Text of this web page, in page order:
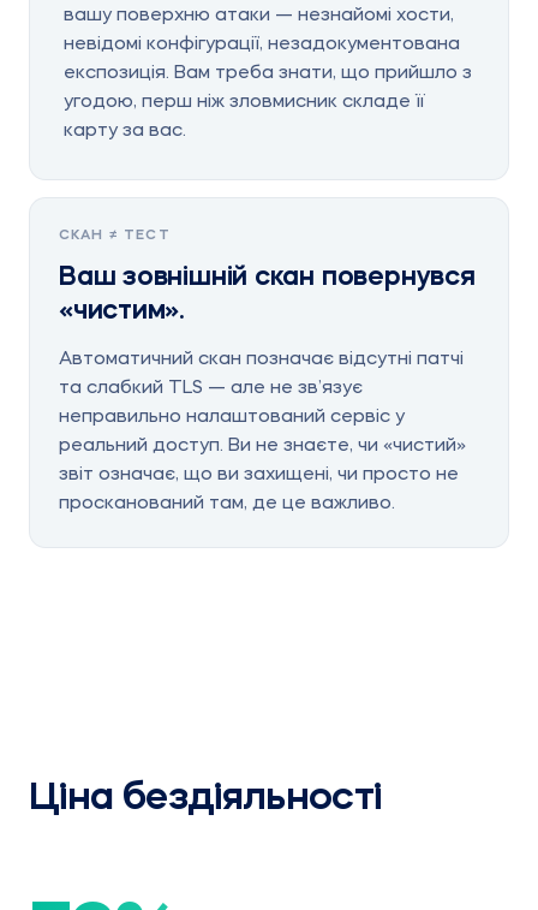
вашу поверхню атаки — незнайомі хости,
невідомі конфігурації, незадокументована
експозиція. Вам треба знати, що прийшло з
угодою, перш ніж зловмисник складе її
карту за вас.
СКАН ≠ ТЕСТ
Ваш зовнішній скан повернувся
«чистим».
Автоматичний скан позначає відсутні патчі
та слабкий TLS — але не зв’язує
неправильно налаштований сервіс у
реальний доступ. Ви не знаєте, чи «чистий»
звіт означає, що ви захищені, чи просто не
просканований там, де це важливо.
Ціна бездіяльності